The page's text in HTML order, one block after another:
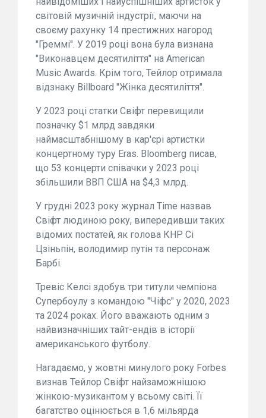
світовій музичній індустрії, маючи на
своєму рахунку 14 престижних нагород
"Греммі". У 2019 році вона була визнана
"Виконавцем десятиліття" на American
Music Awards. Крім того, Тейлор отримала
відзнаку Billboard "Жінка десятиліття".
У 2023 році статки Свіфт перевищили
позначку $1 млрд завдяки
наймасштабнішому в кар'єрі артистки
концертному туру Eras. Bloomberg писав,
що 53 концерти співачки у 2023 році
збільшили ВВП США на $4,3 млрд.
У грудні 2023 року журнал Time назвав
Свіфт людиною року, випередивши таких
відомих постатей, як голова КНР Сі
Цзіньпін, володимир путін та персонаж
Барбі.
Тревіс Келсі здобув три титули чемпіона
Супербоулу з командою "Чіфс" у 2020, 2023
та 2024 роках. Його вважають одним з
найвизначніших тайт-ендів в історії
американського футболу.
Нагадаємо, у жовтні минулого року Forbes
визнав Тейлор Свіфт найзаможнішою
жінкою-музикантом у всьому світі. Її
багатство оцінюється в 1,6 мільярда